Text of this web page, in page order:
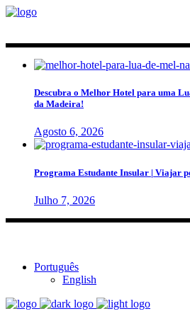
Descubra o Melhor Hotel para uma
da Madeira!
Agosto 6, 2026
Programa Estudante Insular | Viajar
Julho 7, 2026
Português
English